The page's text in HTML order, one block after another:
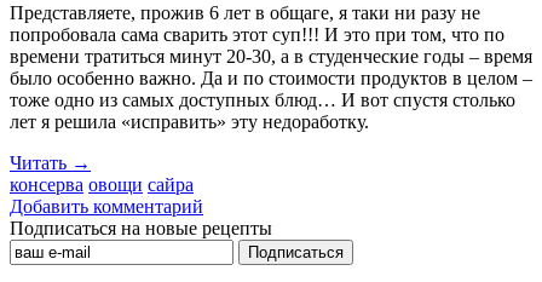
Представляете, прожив 6 лет в общаге, я таки ни разу не
попробовала сама сварить этот суп!!! И это при том, что по
времени тратиться минут 20-30, а в студенческие годы – время
было особенно важно. Да и по стоимости продуктов в целом –
тоже одно из самых доступных блюд… И вот спустя столько
лет я решила «исправить» эту недоработку.
Читать →
консерва овощи сайра
Добавить комментарий
Подписаться на новые рецепты